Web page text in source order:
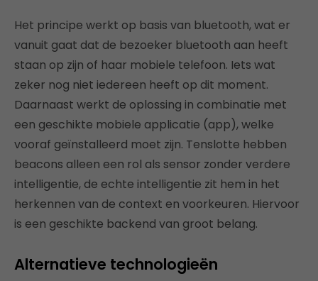
Het principe werkt op basis van bluetooth, wat er
vanuit gaat dat de bezoeker bluetooth aan heeft
staan op zijn of haar mobiele telefoon. Iets wat
zeker nog niet iedereen heeft op dit moment.
Daarnaast werkt de oplossing in combinatie met
een geschikte mobiele applicatie (app), welke
vooraf geïnstalleerd moet zijn. Tenslotte hebben
beacons alleen een rol als sensor zonder verdere
intelligentie, de echte intelligentie zit hem in het
herkennen van de context en voorkeuren. Hiervoor
is een geschikte backend van groot belang.
Alternatieve technologieën